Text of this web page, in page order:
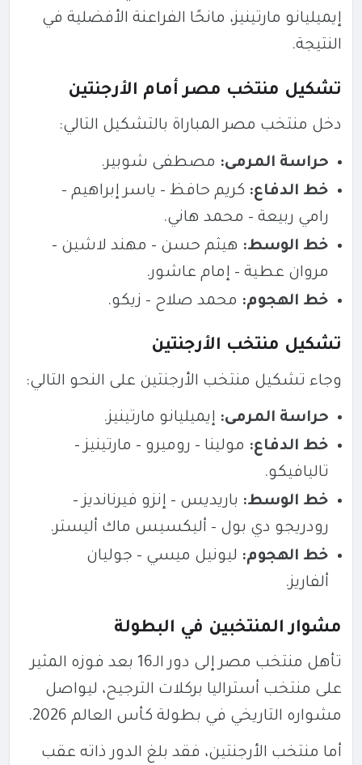
إيميليانو مارتينيز، مانحًا الفراعنة الأفضلية في
النتيجة.
تشكيل منتخب مصر أمام الأرجنتين
دخل منتخب مصر المباراة بالتشكيل التالي:
حراسة المرمى: مصطفى شوبير.
خط الدفاع: كريم حافظ – ياسر إبراهيم –
رامي ربيعة – محمد هاني.
خط الوسط: هيثم حسن – مهند لاشين –
مروان عطية – إمام عاشور.
خط الهجوم: محمد صلاح – زيكو.
تشكيل منتخب الأرجنتين
وجاء تشكيل منتخب الأرجنتين على النحو التالي:
حراسة المرمى: إيميليانو مارتينيز.
خط الدفاع: مولينا – روميرو – مارتينيز –
تاليافيكو.
خط الوسط: باريديس – إنزو فيرنانديز –
رودريجو دي بول – أليكسيس ماك أليستر.
خط الهجوم: ليونيل ميسي – جوليان
ألفاريز.
مشوار المنتخبين في البطولة
تأهل منتخب مصر إلى دور الـ16 بعد فوزه المثير
على منتخب أستراليا بركلات الترجيح، ليواصل
مشواره التاريخي في بطولة كأس العالم 2026.
أما منتخب الأرجنتين، فقد بلغ الدور ذاته عقب